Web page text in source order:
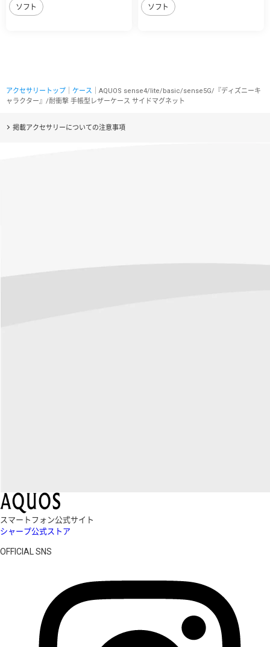
ソフト ソフト
アクセサリートップ ケース ｜AQUOS sense4/lite/basic/sense5G/『ディズニーキ
ャラクター』/耐衝撃 手帳型レザーケース サイドマグネット
掲載アクセサリーについての注意事項
スマートフォン公式サイト
シャープ公式ストア
OFFICIAL SNS